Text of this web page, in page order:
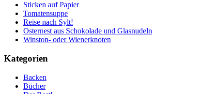
Sticken auf Papier
Tomatensuppe
Reise nach Sylt!
Osternest aus Schokolade und Glasnudeln
Winston- oder Wienerknoten
Kategorien
Backen
Bücher